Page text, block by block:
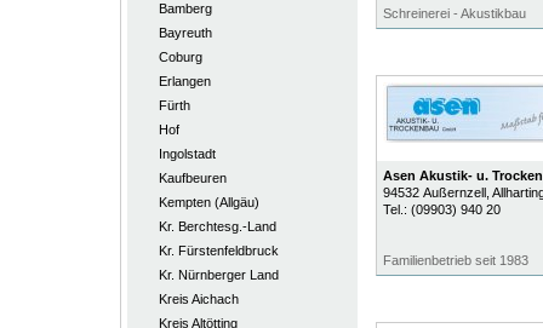
Bamberg
Bayreuth
Coburg
Erlangen
Fürth
Hof
Ingolstadt
Kaufbeuren
Kempten (Allgäu)
Kr. Berchtesg.-Land
Kr. Fürstenfeldbruck
Kr. Nürnberger Land
Kreis Aichach
Kreis Altötting
Schreinerei - Akustikbau
Asen Akustik- u.
94532 Außernzell,
Tel.: (09903) 940 20
Familienbetrieb seit 1983